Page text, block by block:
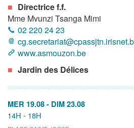
Directrice f.f.
Mme Mvunzi Tsanga Mimi
02 220 24 23
www.asmouzon.be
Jardin des Délices
MER 19.08 - DIM 23.08
14H - 18H